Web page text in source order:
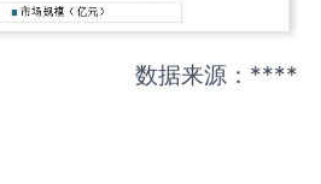
数据来源：****